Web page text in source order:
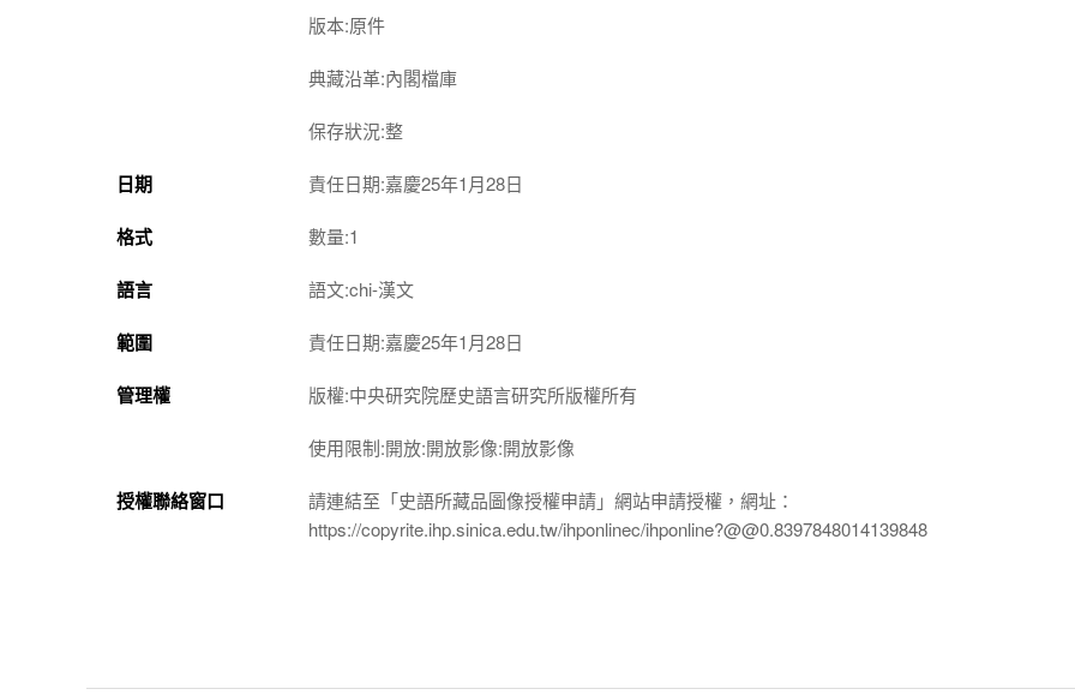
版本:原件
典藏沿革:內閣檔庫
保存狀況:整
日期 責任日期:嘉慶25年1月28日
格式 數量:1
語言 語文:chi-漢文
範圍 責任日期:嘉慶25年1月28日
管理權 版權:中央研究院歷史語言研究所版權所有
使用限制:開放:開放影像:開放影像
授權聯絡窗口
請連結至「史語所藏品圖像授權申請」網站申請授權，網址：
https://copyrite.ihp.sinica.edu.tw/ihponlinec/ihponline?@@0.8397848014139848